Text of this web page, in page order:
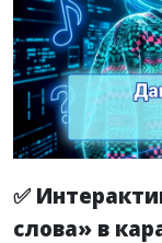
✅
слова» в